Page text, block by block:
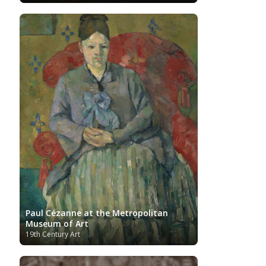
Portuguese Art Post-Impressionist
Renaissance Renoir Rijksmuseum
Romantic Art Royal Collection Russian Art
Scottish Art Sculpture Senegalese Art Serbian Art
Singaporean Art Sitemap/Mappa del sito Slovenian Art
Sotheby's South African Art
Spanish Art
Surrealism Swedish Art Swiss Art
Art
Syrian Art Taiwanese Art Tate Britain
Institute
The Samuel Kress Collection
Bornemisza Museum Tibetan Artist Turkish art
Gallery Ukrainian Art Uzbekistan painter
Gogh Van Gogh Museum Verist painter
and Albert Museum
Vietnamese Art
Artists Youtube
Paul Cézanne at the Metropolitan
Museum of Art
19th Century Art